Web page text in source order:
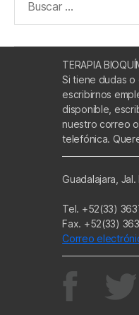
TERAPIA
Si tiene dudas
escribirnos
disponible,
nuestro correo
telefónica.
Guadalajara,
Tel. +52(33)
Fax. +52(33)
Correo